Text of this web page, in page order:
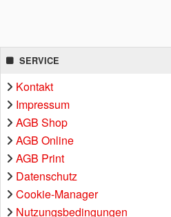
SERVICE
Kontakt
Impressum
AGB Shop
AGB Online
AGB Print
Datenschutz
Cookie-Manager
Nutzungsbedingungen